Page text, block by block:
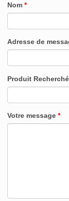
Nom *
Adresse de
Produit Recherché
Votre message *